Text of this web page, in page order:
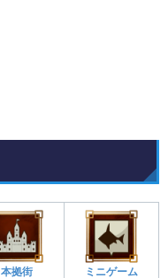
本拠街 ミニゲーム